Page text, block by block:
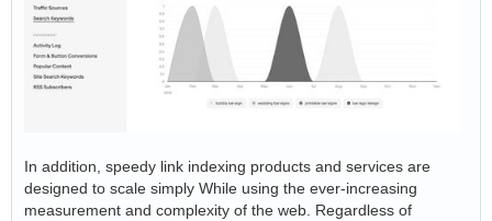
In addition, speedy link indexing products and services are
designed to scale simply While using the ever-increasing
measurement and complexity of the web. Regardless of